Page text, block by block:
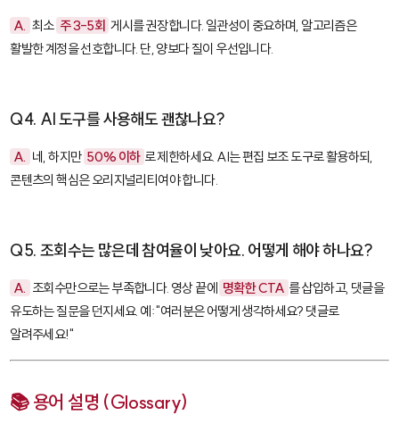
A. 최소 주 3-5회 게시를 권장합니다. 일관성이 중요하며, 알고리즘은
활발한 계정을 선호합니다. 단, 양보다 질이 우선입니다.
Q4. AI 도구를 사용해도 괜찮나요?
A. 네, 하지만 50% 이하 로 제한하세요. AI는 편집 보조 도구로 활용하되,
콘텐츠의 핵심은 오리지널리티여야 합니다.
Q5. 조회수는 많은데 참여율이 낮아요. 어떻게 해야 하나요?
A. 조회수만으로는 부족합니다. 영상 끝에 명확한 CTA 를 삽입하고, 댓글을
유도하는 질문을 던지세요. 예: "여러분은 어떻게 생각하세요? 댓글로
알려주세요!"
📚 용어 설명 (Glossary)